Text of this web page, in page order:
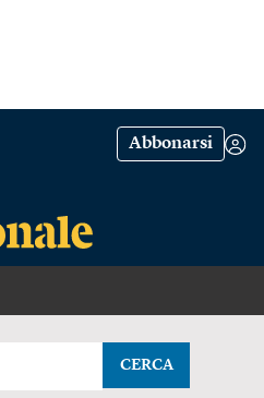
Abbonarsi
CERCA